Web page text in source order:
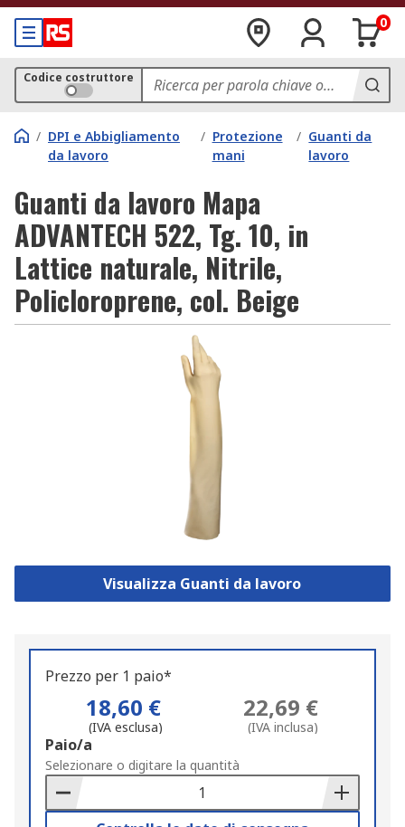
0
Codice costruttore
/ DPI e Abbigliamento
da lavoro
/ Protezione
mani
/ Guanti da
lavoro
Guanti da lavoro Mapa
ADVANTECH 522, Tg. 10, in
Lattice naturale, Nitrile,
Policloroprene, col. Beige
Visualizza Guanti da lavoro
Prezzo per 1 paio*
18,60 €
(IVA esclusa)
22,69 €
(IVA inclusa)
Add
to
Basket
Paio/a
Selezionare o digitare la quantità